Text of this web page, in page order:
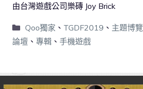
由台灣遊戲公司樂磚 Joy Brick
Qoo獨家 、 TGDF2019 、 主題博覽
論壇 、 專輯 、 手機遊戲